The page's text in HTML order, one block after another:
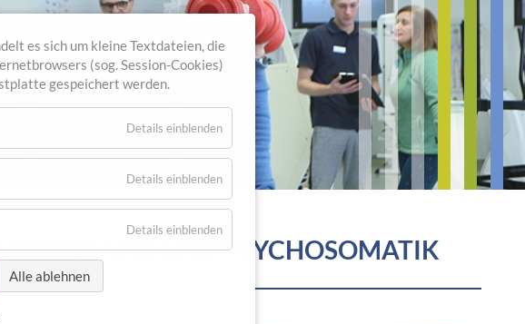
UND PSYCHOSOMATIK
es sich um kleine Textdateien, die
(sog. Session-Cookies)
gespeichert werden.
Details einblenden
Details einblenden
Details einblenden
Alle ablehnen